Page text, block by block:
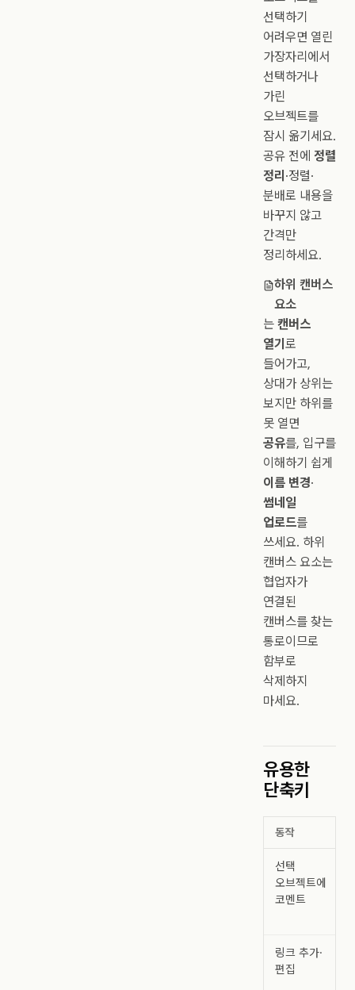
선택하기
어려우면 열린
가장자리에서
선택하거나
가린
오브젝트를
잠시 옮기세요.
공유 전에 정렬
정리 ·정렬·
분배로 내용을
바꾸지 않고
간격만
정리하세요.
하위 캔버스
요소
는 캔버스
열기 로
들어가고,
상대가 상위는
보지만 하위를
못 열면
공유를, 입구를
이해하기 쉽게
이름 변경·
썸네일
업로드를
쓰세요. 하위
캔버스 요소는
협업자가
연결된
캔버스를 찾는
통로이므로
함부로
삭제하지
마세요.
유용한
단축키
동작
선택
오브젝트에
코멘트
링크 추가·
편집